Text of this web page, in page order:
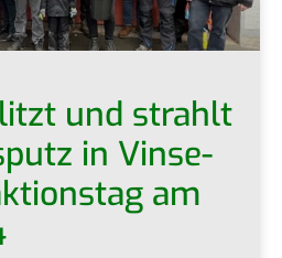
und strahlt
in Vin­se­
am